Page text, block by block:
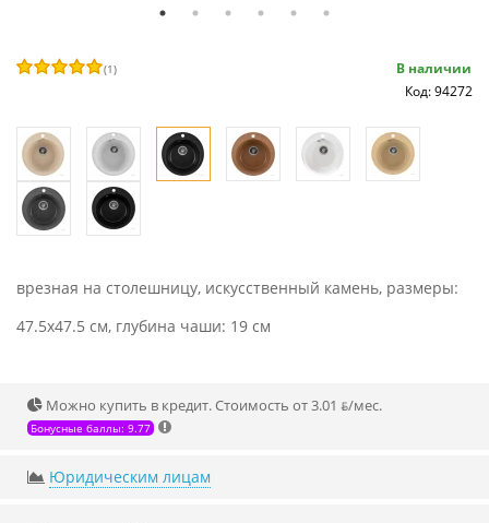
(1)
В наличии
Код: 94272
врезная на столешницу, искусственный камень, размеры:
47.5x47.5 см, глубина чаши: 19 см
Можно купить в кредит. Стоимость от 3.01 ƃ/мec.
Бонусные баллы: 9.77
Юридическим лицам